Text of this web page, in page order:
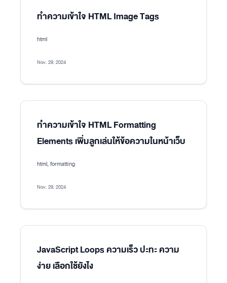
ทำความเข้าใจ HTML Image Tags
html
Nov. 29, 2024
ทำความเข้าใจ HTML Formatting
Elements เพิ่มลูกเล่นให้ข้อความในหน้าเว็บ
html, formatting
Nov. 29, 2024
JavaScript Loops ความเร็ว ปะทะ ความ
ง่าย เลือกใช้ยังไง